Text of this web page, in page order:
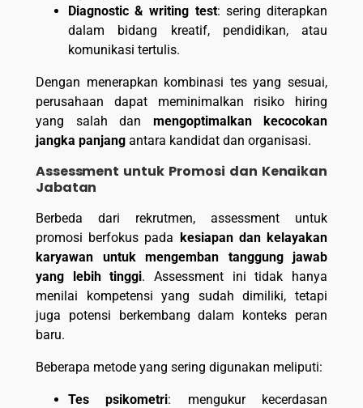
Diagnostic & writing test: sering diterapkan
dalam bidang kreatif, pendidikan, atau
komunikasi tertulis.
Dengan menerapkan kombinasi tes yang sesuai,
perusahaan dapat meminimalkan risiko hiring
yang salah dan mengoptimalkan kecocokan
jangka panjang antara kandidat dan organisasi.
Assessment untuk Promosi dan Kenaikan
Jabatan
Berbeda dari rekrutmen, assessment untuk
promosi berfokus pada kesiapan dan kelayakan
karyawan untuk mengemban tanggung jawab
yang lebih tinggi. Assessment ini tidak hanya
menilai kompetensi yang sudah dimiliki, tetapi
juga potensi berkembang dalam konteks peran
baru.
Beberapa metode yang sering digunakan meliputi:
Tes psikometri: mengukur kecerdasan